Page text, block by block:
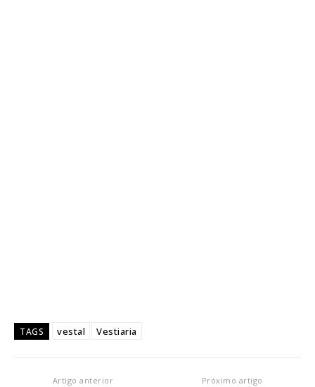
TAGS vestal Vestiaria
Artigo anterior Próximo artigo